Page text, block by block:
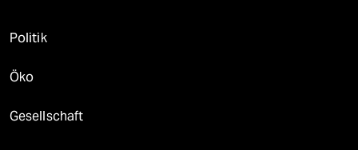
Politik
Öko
Gesellschaft